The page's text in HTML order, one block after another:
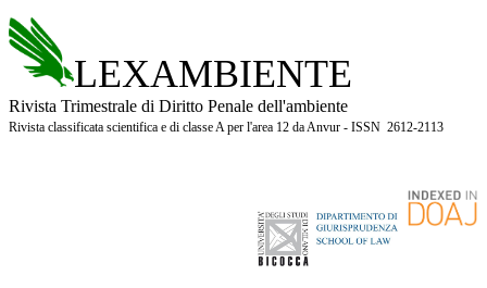
LEXAMBIENTE
Rivista Trimestrale di Diritto Penale dell'ambiente
Rivista classificata scientifica e di classe A per l'area 12 da Anvur - ISSN 2612-2113